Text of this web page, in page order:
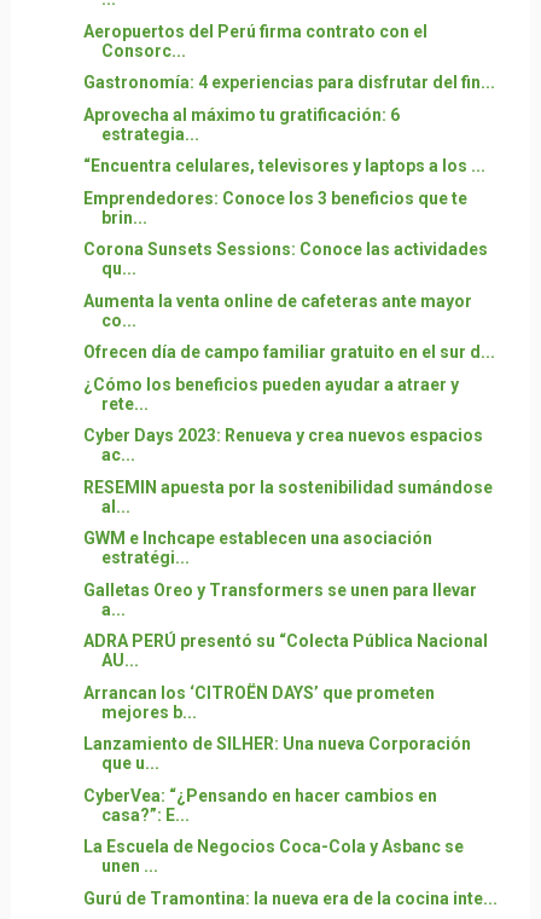
Aeropuertos del Perú firma contrato con el
Consorc...
Gastronomía: 4 experiencias para disfrutar del fin...
Aprovecha al máximo tu gratificación: 6
estrategia...
“Encuentra celulares, televisores y laptops a los ...
Emprendedores: Conoce los 3 beneficios que te
brin...
Corona Sunsets Sessions: Conoce las actividades
qu...
Aumenta la venta online de cafeteras ante mayor
co...
Ofrecen día de campo familiar gratuito en el sur d...
¿Cómo los beneficios pueden ayudar a atraer y
rete...
Cyber Days 2023: Renueva y crea nuevos espacios
ac...
RESEMIN apuesta por la sostenibilidad sumándose
al...
GWM e Inchcape establecen una asociación
estratégi...
Galletas Oreo y Transformers se unen para llevar
a...
ADRA PERÚ presentó su “Colecta Pública Nacional
AU...
Arrancan los ‘CITROËN DAYS’ que prometen
mejores b...
Lanzamiento de SILHER: Una nueva Corporación
que u...
CyberVea: “¿Pensando en hacer cambios en
casa?”: E...
La Escuela de Negocios Coca-Cola y Asbanc se
unen ...
Gurú de Tramontina: la nueva era de la cocina inte...